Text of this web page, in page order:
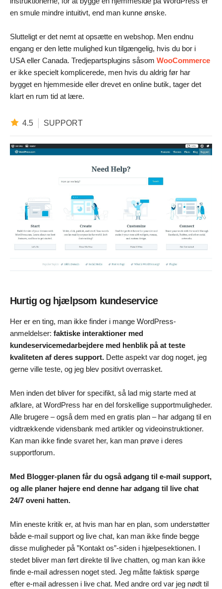
en smule mindre intuitivt, end man kunne ønske.
Slutteligt er det nemt at opsætte en webshop. Men endnu
engang er den lette mulighed kun tilgængelig, hvis du bor i
USA eller Canada. Tredjepartsplugins såsom WooCommerce
er ikke specielt komplicerede, men hvis du aldrig før har
bygget en hjemmeside eller drevet en online butik, tager det
klart en rum tid at lære.
4.5 SUPPORT
Hurtig og hjælpsom kundeservice
Her er en ting, man ikke finder i mange WordPress-
anmeldelser: faktiske interaktioner med
kundeservicemedarbejdere med henblik på at teste
kvaliteten af deres support. Dette aspekt var dog noget, jeg
gerne ville teste, og jeg blev positivt overrasket.
Men inden det bliver for specifikt, så lad mig starte med at
afklare, at WordPress har en del forskellige supportmuligheder.
Alle brugere – også dem med en gratis plan – har adgang til en
vidtrækkende vidensbank med artikler og videoinstruktioner.
Kan man ikke finde svaret her, kan man prøve i deres
supportforum.
Med Blogger-planen får du også adgang til e-mail support,
og alle planer højere end denne har adgang til live chat
24/7 oveni hatten.
Min eneste kritik er, at hvis man har en plan, som understøtter
både e-mail support og live chat, kan man ikke finde begge
disse muligheder på ”Kontakt os”-siden i hjælpesektionen. I
stedet bliver man ført direkte til live chatten, og man kan ikke
finde e-mail adressen noget sted. Jeg måtte faktisk spørge
efter e-mail adressen i live chat. Med andre ord var jeg nødt til